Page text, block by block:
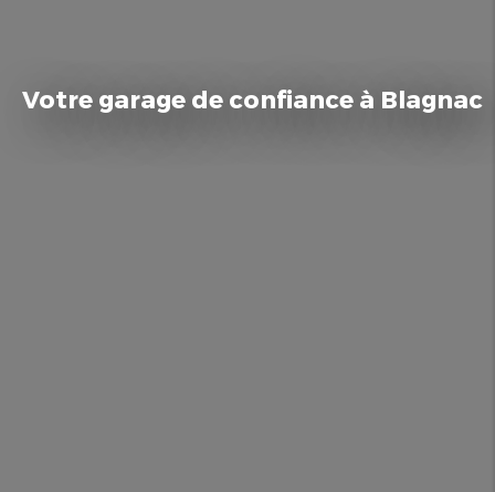
Votre garage de confiance à Blagnac